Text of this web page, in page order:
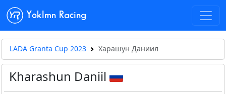
Yoklmn Racing
LADA Granta Cup 2023 Харашун Даниил
Kharashun Daniil